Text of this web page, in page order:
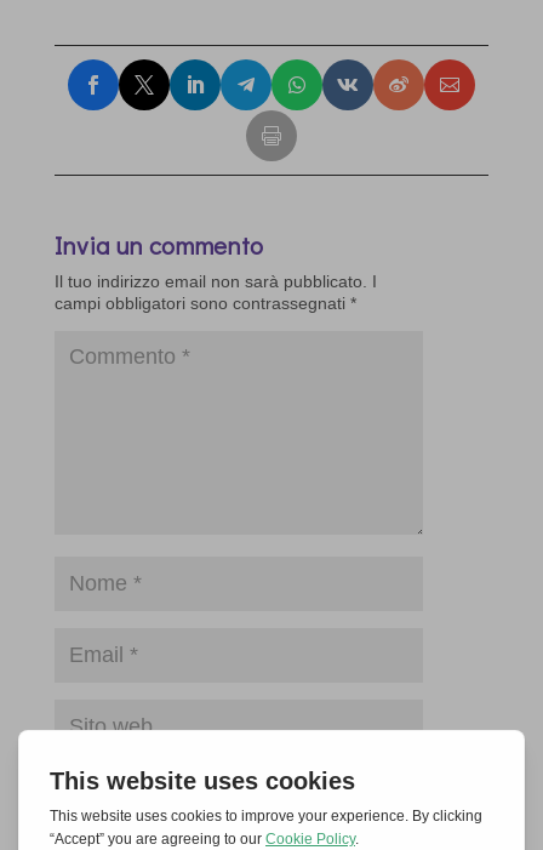
Invia un commento
Il tuo indirizzo email non sarà pubblicato.
I
campi obbligatori sono contrassegnati *
Salva il mio nome, email e sito web in
questo browser per la prossima volta che